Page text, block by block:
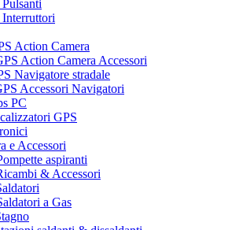
Action Camera
Action Camera Accessori
Navigatore stradale
Accessori Navigatori
PC
GPS
e Accessori
aspiranti
& Accessori
a Gas